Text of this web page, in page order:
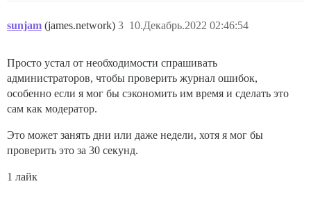
sunjam (james.network) 10.Декабрь.2022 02:46:54
3
Просто устал от необходимости спрашивать
администраторов, чтобы проверить журнал ошибок,
особенно если я мог бы сэкономить им время и сделать это
сам как модератор.
Это может занять дни или даже недели, хотя я мог бы
проверить это за 30 секунд.
1 лайк